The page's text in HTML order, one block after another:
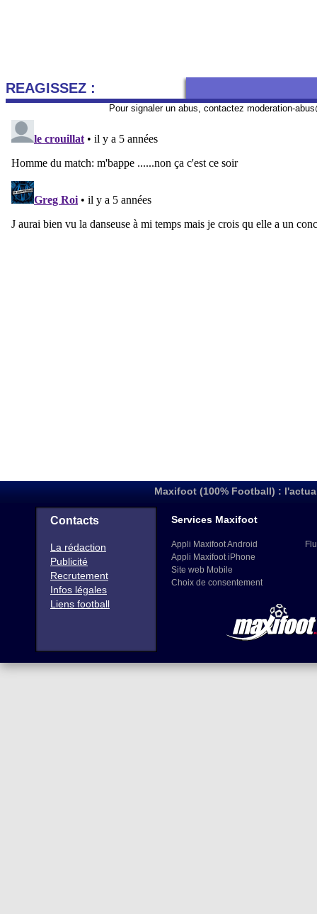
REAGISSEZ :
Pour signaler un abus, contactez moderation-
Maxifoot (100% Football) :
Contacts
La rédaction
Publicité
Recrutement
Infos légales
Liens football
Services Maxifoot
Appli Maxifoot Android
Appli Maxifoot iPhone
Site web Mobile
Choix de consentement